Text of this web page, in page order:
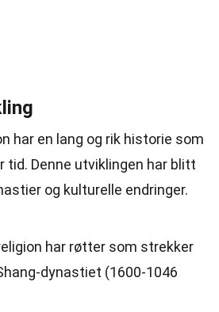
har en lang og rik historie som
tid. Denne utviklingen har blitt
og kulturelle endringer.
har røtter som strekker
dynastiet (1600-1046